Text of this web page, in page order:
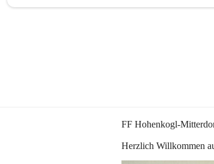
FF Hohenkogl-
Herzlich Willkommen